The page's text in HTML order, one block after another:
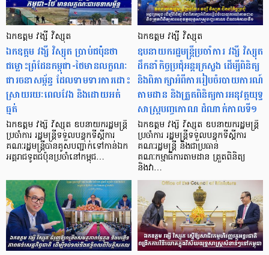
ឯកឧត្តម វង្សី វិស្សុត
ឯកឧត្តម វង្សី វិស្សុត ប្រាប់ជប៉ុនថា
ជម្លោះព្រំដែនកម្ពុជា-ថៃមានលក្ខណៈ
ជារចនាសម្ព័ន្ធ ដែលទាមទារការដោះ
ស្រាយរយៈពេលវែង និងដោយអត់
ធ្មត់
ឯកឧត្តម វង្សី វិស្សុត ឧបនាយករដ្ឋមន្ត្រី
ប្រចាំការ រដ្ឋមន្ត្រីទទួលបន្ទុកទីស្តីការ
គណៈរដ្ឋមន្ត្រីបានគូសបញ្ជាក់ទៅកាន់ឯក
អគ្គរាជទូតជប៉ុនប្រចាំនៅកម្ពុជ…
ឯកឧត្តម វង្សី វិស្សុត
ឧបនាយករដ្ឋមន្ត្រីប្រចាំការ វង្សី វិស្សុត
ដឹកនាំកិច្ចប្រជុំអន្តរក្រសួង ដើម្បីពិនិត្យ
និងពិភាក្សាអំពីការរៀបចំរបាយការណ៍
តាមដាន និងត្រួតពិនិត្យការអនុវត្តយុទ្ធ
សាស្ត្របញ្ចកោណ ដំណាក់កាលទី១
ឯកឧត្តម វង្សី វិស្សុត ឧបនាយករដ្ឋមន្ត្រី
ប្រចាំការ រដ្ឋមន្ត្រីទទួលបន្ទុកទីស្តីការ
គណៈរដ្ឋមន្ត្រី និងជាប្រធាន
គណៈកម្មាធិការតាមដាន ត្រួតពិនិត្យ
និងវា…